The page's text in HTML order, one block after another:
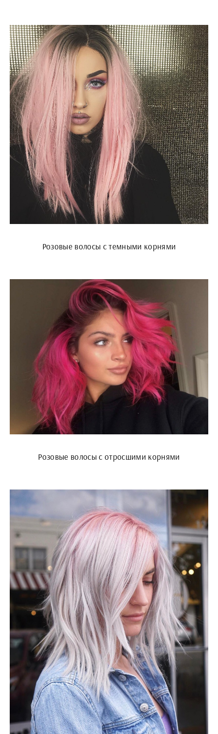
Розовые волосы с темными корнями
Розовые волосы с отросшими корнями